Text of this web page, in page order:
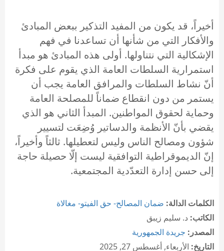
أخيراً، قد يكون من المفيد التذكير ببعض المبادئ
والأفكار التي من شأنها أن تساعدنا في فهم
الإشكالية التي نتناولها. أولى هذه المبادئ هو مبدأ
استمرارية السلطات العامة الذي يقوم على فكرة
أنّ نشاط السلطات والمرافق العامة يجب أن
يستمر من دون انقطاع ضماناً للمصلحة العامة
وحماية لحقوق المواطنين. المبدأ الثاني هو الذي
يقضي بأنّ الأنظمة والدساتير وُضِعَت لتسيير
شؤون ومصالح الناس وليس لتعطيلها. ثالثاً وأخيراً،
إنّ الديموقراطية التوافقية ليست إلّا حصيلة حاجة
إلى حسن إدارة التعدّدية المجتمعية.
الكلمات الدالة: ضمان المصالح- حق الفيتو- مغالاة
الكاتب: د. سليم زيبق
المصدر: جريدة الجمهورية
التاريخ: الأربعاء, أغسطس 27, 2025